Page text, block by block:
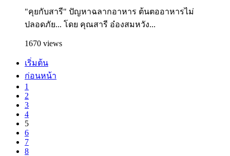
"คุยกับสารี" ปัญหาฉลากอาหาร ต้นตออาหารไม่
ปลอดภัย... โดย คุณสารี อ๋องสมหวัง...
1670 views
เริ่มต้น
ก่อนหน้า
1
2
3
4
5
6
7
8